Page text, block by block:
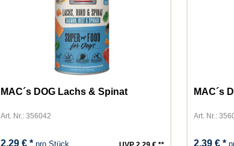
MAC´s DOG Lachs & Spinat
Art. Nr.: 356042
2,29 € *pro Stück
MAC´s
Art. Nr.:
2,39 € *